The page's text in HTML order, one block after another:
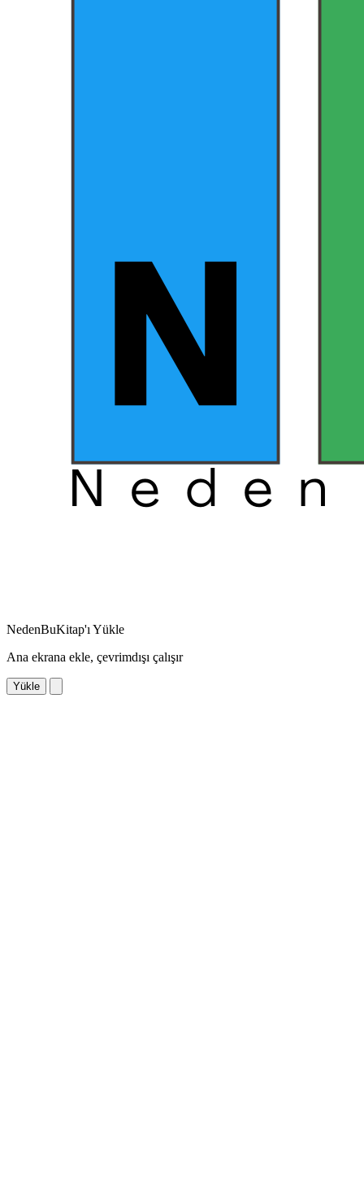
NedenBuKitap'ı Yükle
Ana ekrana ekle, çevrimdışı çalışır
Yükle